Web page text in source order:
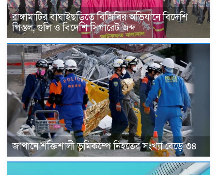
রাঙ্গামাটির বাঘাইছড়িতে বিজিবির অভিযানে বিদেশি
পিস্তল, গুলি ও বিদেশি সিগারেট জব্দ
জাপানে শক্তিশালী ভূমিকম্পে নিহতের সংখ্যা বেড়ে ৩৪